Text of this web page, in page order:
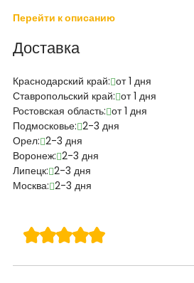
Перейти к описанию
Доставка
Краснодарский край: от 1 дня
Ставропольский край: от 1 дня
Ростовская область: от 1 дня
Подмосковье: 2-3 дня
Орел: 2-3 дня
Воронеж: 2-3 дня
Липецк: 2-3 дня
Москва: 2-3 дня